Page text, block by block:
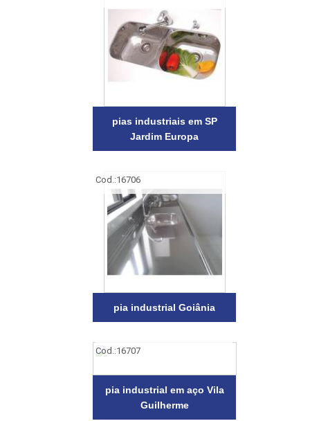
pias industriais em SP
Jardim Europa
Cod.:16706
pia industrial Goiânia
Cod.:16707
pia industrial em aço Vila
Guilherme